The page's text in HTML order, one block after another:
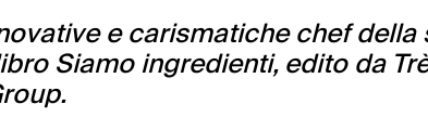
e carismatiche chef
Siamo ingredienti, edito da